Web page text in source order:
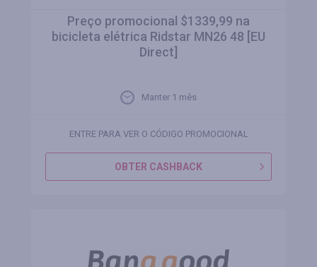
Preço promocional $1339,99 na
bicicleta elétrica Ridstar MN26 48 [EU
Direct]
Manter 1 mês
ENTRE PARA VER O CÓDIGO PROMOCIONAL
OBTER CASHBACK